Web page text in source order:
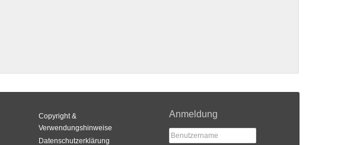
Copyright &
Verwendungshinweise
Datenschutzerklärung
Anmeldung